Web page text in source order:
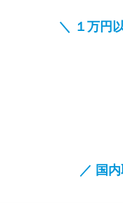
＼ １ 万円
／ 国